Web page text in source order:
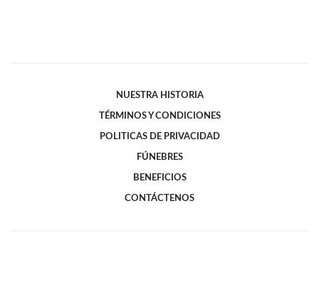
NUESTRA HISTORIA
TÉRMINOS Y CONDICIONES
POLITICAS DE PRIVACIDAD
FÚNEBRES
BENEFICIOS
CONTÁCTENOS